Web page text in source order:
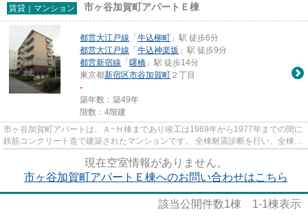
賃貸｜マンション 市ヶ谷加賀町アパートＥ棟
都営大江戸線 「 牛込柳町 」駅 徒歩6分
都営大江戸線 「 牛込神楽坂 」駅 徒歩9分
都営新宿線 「 曙橋 」駅 徒歩14分
東京都新宿区市谷加賀町 ２丁目
-
築年数：築49年
階数：4階建
市ヶ谷加賀町アパートは、Ａ~Ｈ棟まであり竣工は1969年から1977年までの間に
鉄筋コンクリート造で建築されたマンションです。 全棟耐震診断を行い、全棟現
現在空室情報がありません。
市ヶ谷加賀町アパートＥ棟へのお問い合わせはこちら
該当公開件数1棟 1-1棟表示